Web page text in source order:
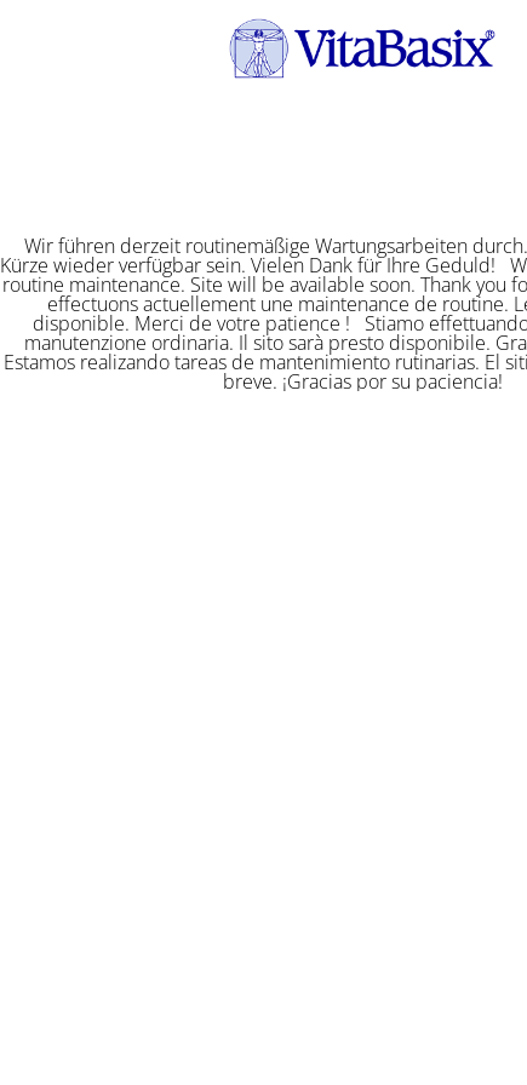
Wir führen derzeit routinemäßige Wartungsarbeiten
Kürze wieder verfügbar sein. Vielen Dank für Ihre Geduld!
routine maintenance. Site will be available soon. Thank you
effectuons actuellement une maintenance de routine.
disponible. Merci de votre patience ! Stiamo
manutenzione ordinaria. Il sito sarà presto disponibile.
Estamos realizando tareas de mantenimiento rutinarias. El
breve. ¡Gracias por su paciencia!